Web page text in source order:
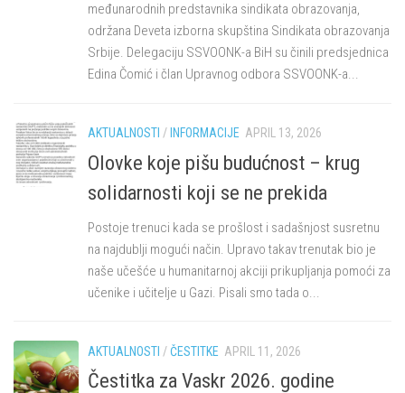
međunarodnih predstavnika sindikata obrazovanja,
održana Deveta izborna skupština Sindikata obrazovanja
Srbije. Delegaciju SSVOONK-a BiH su činili predsjednica
Edina Čomić i član Upravnog odbora SSVOONK-a...
AKTUALNOSTI / INFORMACIJE APRIL 13, 2026
Olovke koje pišu budućnost – krug
solidarnosti koji se ne prekida
Postoje trenuci kada se prošlost i sadašnjost susretnu
na najdublji mogući način. Upravo takav trenutak bio je
naše učešće u humanitarnoj akciji prikupljanja pomoći za
učenike i učitelje u Gazi. Pisali smo tada o...
AKTUALNOSTI /ČESTITKE APRIL 11, 2026
Čestitka za Vaskr 2026. godine